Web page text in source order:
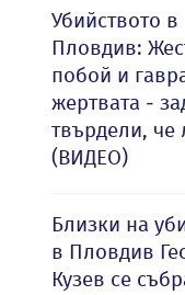
Убийството в
Пловдив:
побой и
жертвата -
твърдели,
(ВИДЕО)
Близки на
в Пловдив
Кузев се